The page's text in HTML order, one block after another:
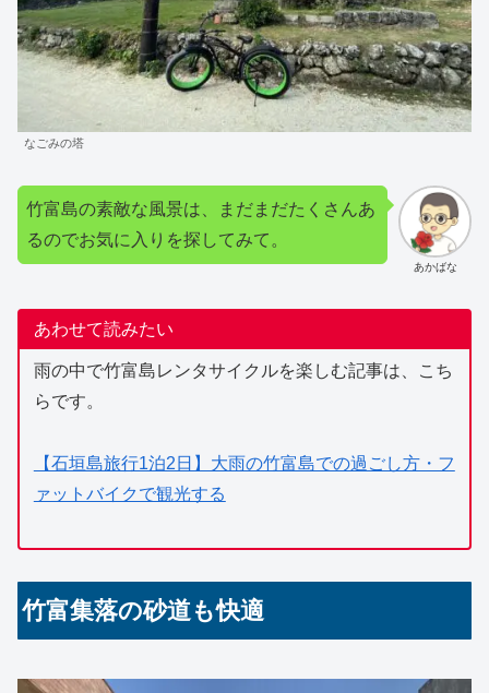
なごみの塔
あかばな
竹富島の素敵な風景は、まだまだたくさんあ
るのでお気に入りを探してみて。
あわせて読みたい
雨の中で竹富島レンタサイクルを楽しむ記事は、こち
らです。
【石垣島旅行1泊2日】大雨の竹富島での過ごし方・フ
ァットバイクで観光する
竹富集落の砂道も快適